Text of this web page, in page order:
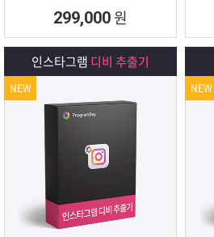
프로그램입니다.
299,000 원
인스타그램 디비 추출기
NEW NEW